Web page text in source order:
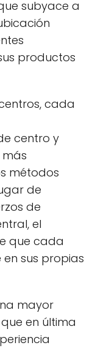
subyace a
productos
cada
centro y
métodos
de
de
el
que cada
sus propias
mayor
en última